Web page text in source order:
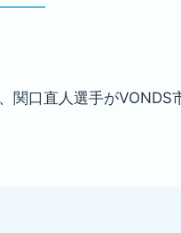
関口直人選手がVONDS